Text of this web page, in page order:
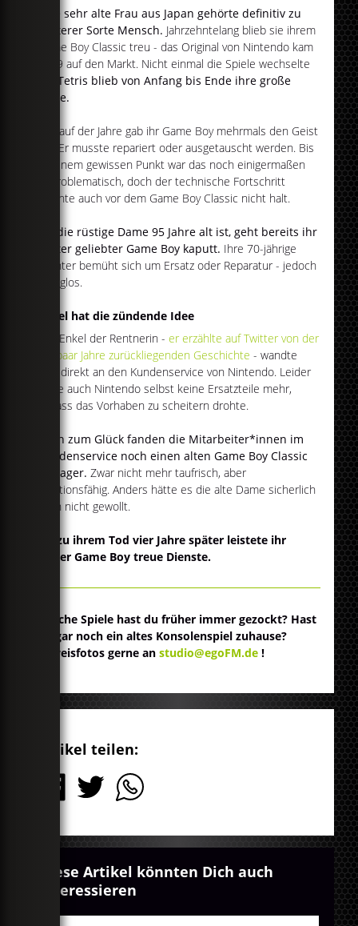
Eine sehr alte Frau aus Japan gehörte definitiv zu
letzterer Sorte Mensch. Jahrzehntelang blieb sie ihrem
Game Boy Classic treu - das Original von Nintendo kam
1989 auf den Markt. Nicht einmal die Spiele wechselte
Tetris blieb von Anfang bis Ende ihre große
Liebe.
Im Lauf der Jahre gab ihr Game Boy mehrmals den Geist
auf. Er musste repariert oder ausgetauscht werden. Bis
zu einem gewissen Punkt war das noch einigermaßen
unproblematisch, doch der technische Fortschritt
machte auch vor dem Game Boy Classic nicht halt.
Als die rüstige Dame 95 Jahre alt ist, geht bereits ihr
dritter geliebter Game Boy kaputt. Ihre 70-jährige
Tochter bemüht sich um Ersatz oder Reparatur - jedoch
erfolglos.
Enkel hat die zündende Idee
Der Enkel der Rentnerin -er erzählte auf Twitter von der
ein paar Jahre zurückliegenden Geschichte - wandte
sich direkt an den Kundenservice von Nintendo. Leider
hatte auch Nintendo selbst keine Ersatzteile mehr,
sodass das Vorhaben zu scheitern drohte.
Doch zum Glück fanden die Mitarbeiter*innen im
Kundenservice noch einen alten Game Boy Classic
im Lager. Zwar nicht mehr taufrisch, aber
funktionsfähig. Anders hätte es die alte Dame sicherlich
auch nicht gewollt.
Bis zu ihrem Tod vier Jahre später leistete ihr
dieser Game Boy treue Dienste.
Welche Spiele hast du früher immer gezockt? Hast
du gar noch ein altes Konsolenspiel zuhause?
Beweisfotos gerne anstudio@egoFM.de !
Artikel teilen:
Diese Artikel könnten Dich auch
interessieren